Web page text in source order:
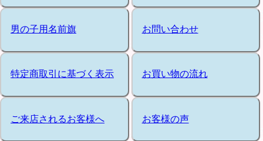
男の子用名前旗 お問い合わせ
特定商取引に基づく表示 お買い物の流れ
ご来店されるお客様へ お客様の声